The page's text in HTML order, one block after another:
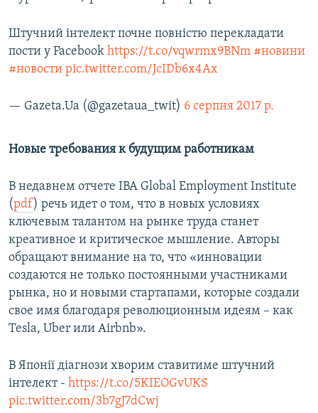
Штучний інтелект почне повністю перекладати
пости у Facebook https://t.co/vqwrmx9BNm #новини
#новости pic.twitter.com/JcIDb6x4Ax
— Gazeta.Ua (@gazetaua_twit) 6 серпня 2017 р.
Новые требования к будущим работникам
В недавнем отчете IBA Global Employment Institute
(pdf ) речь идет о том, что в новых условиях
ключевым талантом на рынке труда станет
креативное и критическое мышление. Авторы
обращают внимание на то, что «инновации
создаются не только постоянными участниками
рынка, но и новыми стартапами, которые создали
свое имя благодаря революционным идеям – как
Tesla, Uber или Airbnb».
В Японії діагнози хворим ставитиме штучний
інтелект - https://t.co/5KIEOGvUKS
pic.twitter.com/3b7gJ7dCwj